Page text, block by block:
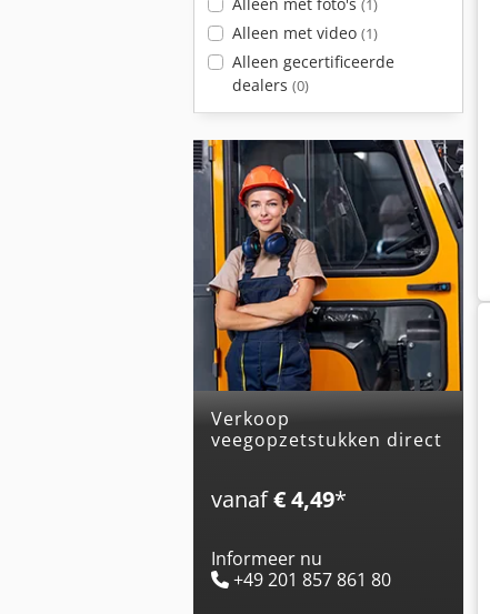
(1)
Alleen met video (1)
Alleen gecertificeerde
dealers (0)
Verkoop
veegopzetstukken direct
vanaf€ 4,49*
Informeer nu
+49 201 857 861 80